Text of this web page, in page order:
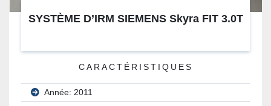
SYSTÈME D’IRM SIEMENS Skyra FIT 3.0T
CARACTÉRISTIQUES
Année: 2011